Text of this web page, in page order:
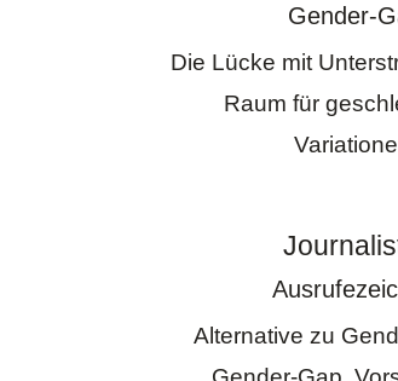
Gender-
Die Lücke mit
Raum für
Alternative zu